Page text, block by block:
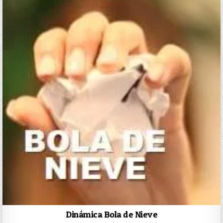
Dinámica Bola de Nieve